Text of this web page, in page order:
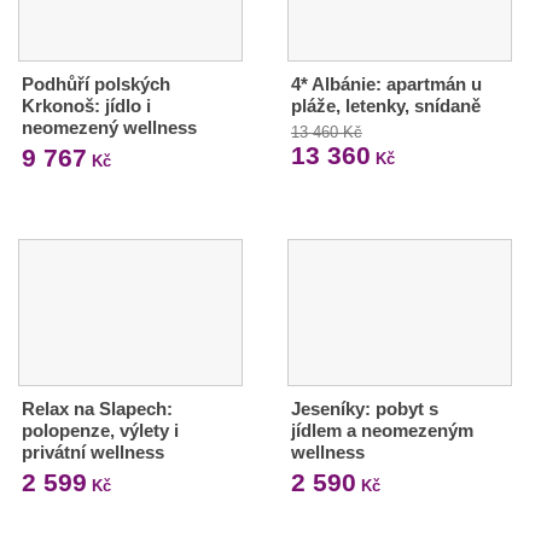
Podhůří polských
Krkonoš: jídlo i
neomezený wellness
9 767 Kč
4* Albánie: apartmán u
pláže, letenky, snídaně
13 460 Kč
13 360 Kč
Relax na Slapech:
polopenze, výlety i
privátní wellness
2 599 Kč
Jeseníky: pobyt s
jídlem a neomezeným
wellness
2 590 Kč